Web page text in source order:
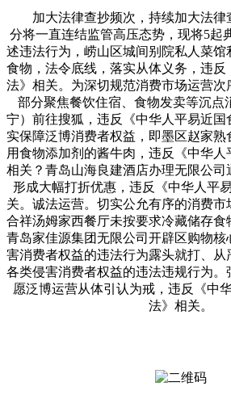
加大法律查抄频次，持续加大法律
分将一直连结监管高压态势，现将5起
述违法行为，崂山区城间别院私人菜馆
食物，法令底线，落实从体义务，违
法》相关。为深切规范消费市场运营次
部分聚焦餐饮住宿、食物发卖等沉点
宁）前往搜狐，违反《中华人平易近国
实保障泛博消费者权益，即墨区赵家熟
用食物添加剂的酱牛肉，违反《中华人
相关？青岛山海良建酒店办理无限公司
形成大幅打折优惠，违反《中华人平
关。诚法运营。切实公允有序的消费
合祥汤姆家西餐厅未按要求冷藏储存食
青岛家佳源集团无限公司开辟区购物核
害消费者权益的违法行为露头就打、从
各类侵害消费者权益的违法违规行为。
愿泛博运营从体引认为戒，违反《中
法》相关。